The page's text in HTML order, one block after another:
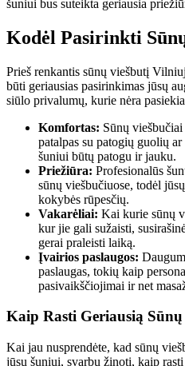
šuniui bus suteikta geriausia
Kodėl Pasirinkti
Prieš renkantis sūnų viešbutį
būti geriausias pasirinkimas jūsų
siūlo privalumų, kurie nėra
Komfortas: Sūnų
patalpas su patogių guolių
šuniui būtų patogu ir jauku.
Priežiūra: Profesionalūs
sūnų viešbučiuose, todėl
kokybės rūpesčių.
Vakarėliai: Kai kurie sūnų
kur jie gali sužaisti,
gerai praleisti laiką.
Įvairios paslaugos:
paslaugas, tokių kaip
pasivaikščiojimai ir net
Kaip Rasti Geriausią
Kai jau nusprendėte, kad sūnų
jūsų šuniui, svarbu žinoti, kaip